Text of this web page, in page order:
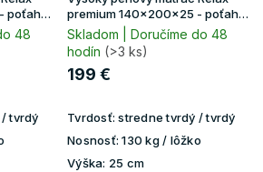
poťah
48
tvrdý
premium 140x200x25 - poťah
Lavender
Skladom | Doručíme do 48
hodín (>3 ks)
199 €
Tvrdosť: stredne tvrdý / tvrdý
Nosnosť: 130 kg / lôžko
Výška: 25 cm